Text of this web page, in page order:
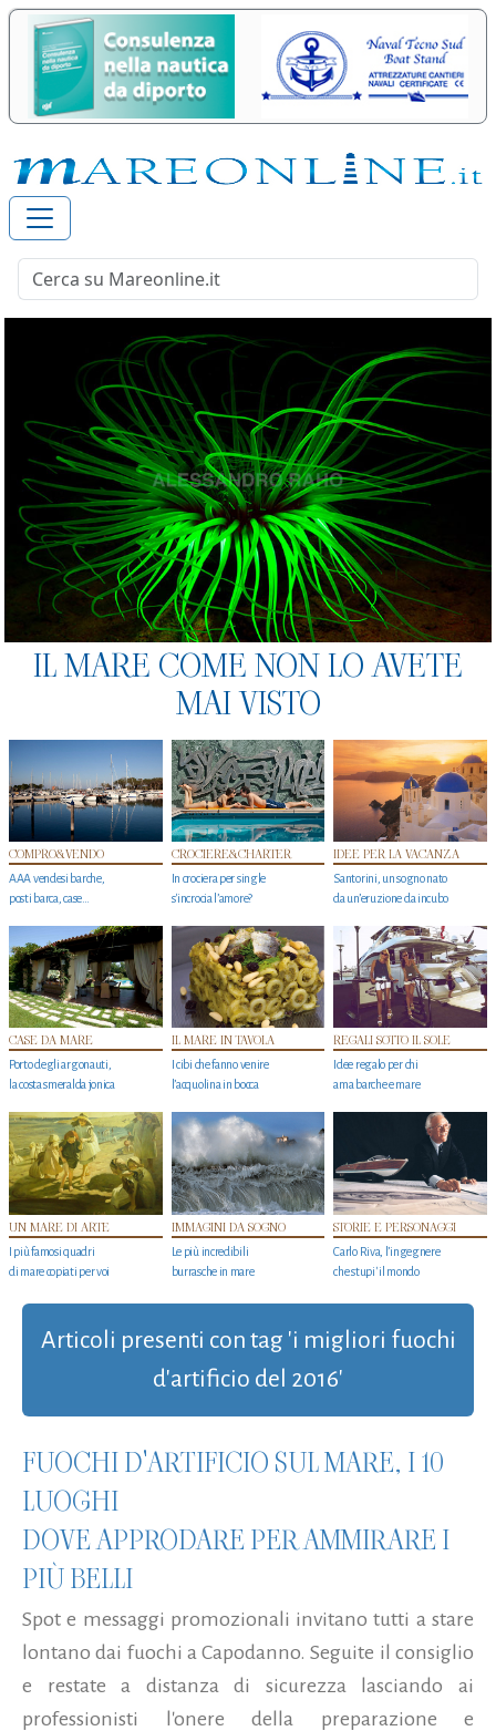
IL MARE COME NON LO AVETE
MAI VISTO
COMPRO&VENDO
AAA vendesi barche,
posti barca, case…
CROCIERE&CHARTER
In crociera per single
s'incrocia l’amore?
IDEE PER LA VACANZA
Santorini, un sogno nato
da un’eruzione da incubo
CASE DA MARE
Porto degli argonauti,
la costa smeralda jonica
IL MARE IN TAVOLA
I cibi che fanno venire
l’acquolina in bocca
REGALI SOTTO IL SOLE
Idee regalo per chi
ama barche e mare
UN MARE DI ARTE
I più famosi quadri
di mare copiati per voi
IMMAGINI DA SOGNO
Le più incredibili
burrasche in mare
STORIE E PERSONAGGI
Carlo Riva, l’ingegnere
che stupi' il mondo
Articoli presenti con tag 'i migliori fuochi
d'artificio del 2016'
FUOCHI D'ARTIFICIO SUL MARE, I 10
LUOGHI
DOVE APPRODARE PER AMMIRARE I
PIÙ BELLI
Spot e messaggi promozionali invitano tutti a stare
lontano dai fuochi a Capodanno. Seguite il consiglio
e restate a distanza di sicurezza lasciando ai
professionisti l'onere della preparazione e